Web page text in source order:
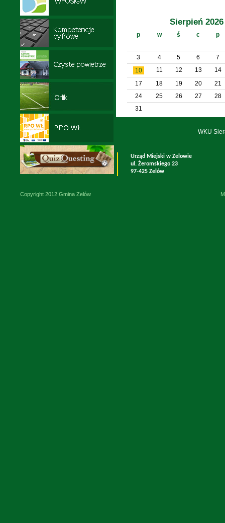
Sierpień 2026
p w ś c p
3 4 5 6
7
10
11 12 13
14
17
18 19 20
21
24
25 26 27
28
31
WKU
Urząd Miejski w Zelowie
ul. Żeromskiego 23
97-425 Zelów
Copyright 2012 Gmina Zelów